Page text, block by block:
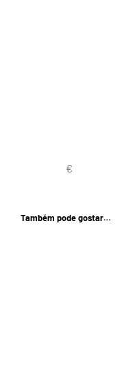
Também pode gostar…